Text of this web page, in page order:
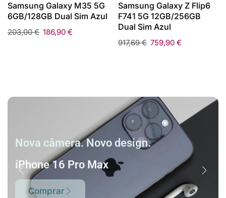
Samsung Galaxy M35 5G
6GB/128GB Dual Sim Azul
203,00€ 186,90 €
Samsung Galaxy Z Flip6
F741 5G 12GB/256GB
Dual Sim Azul
917,69€ 759,90 €
Nova câmera. Novo design.
iPhone 16 Pro Max
Comprar